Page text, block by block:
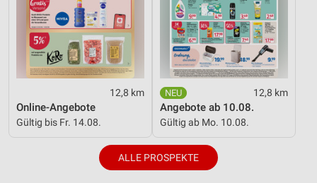
12,8 km
Online-Angebote
Gültig bis Fr. 14.08.
12,8 km
Angebote ab 10.08.
Gültig ab Mo. 10.08.
ALLE PROSPEKTE